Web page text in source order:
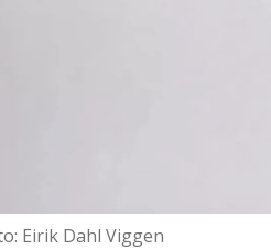
Eirik Dahl Viggen